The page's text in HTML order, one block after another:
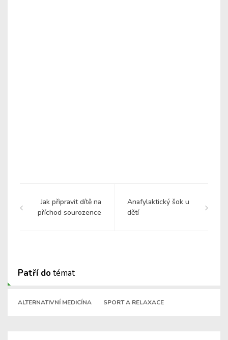
Jak připravit dítě na
příchod sourozence
Anafylaktický šok u
dětí
Patří dotémat
ALTERNATIVNÍ MEDICÍNA SPORT A RELAXACE